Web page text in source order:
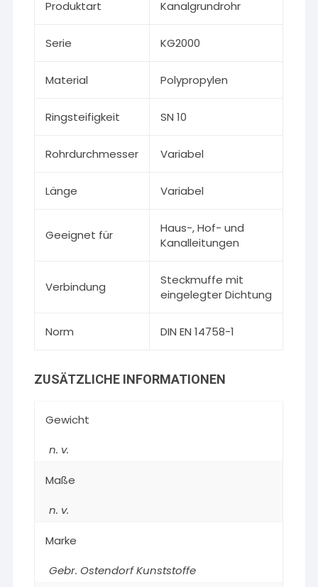
Produktart Kanalgrundrohr
Serie KG2000
Material Polypropylen
Ringsteifigkeit SN 10
Rohrdurchmesser Variabel
Länge Variabel
Geeignet für
Haus-, Hof- und
Kanalleitungen
Verbindung
Steckmuffe mit
eingelegter Dichtung
Norm DIN EN 14758-1
ZUSÄTZLICHE INFORMATIONEN
Gewicht
n. v.
Maße
n. v.
Marke
Gebr. Ostendorf Kunststoffe